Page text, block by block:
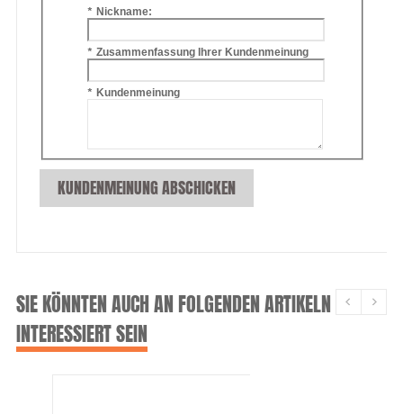
* Nickname:
* Zusammenfassung Ihrer Kundenmeinung
* Kundenmeinung
KUNDENMEINUNG ABSCHICKEN
SIE KÖNNTEN AUCH AN FOLGENDEN ARTIKELN
INTERESSIERT SEIN